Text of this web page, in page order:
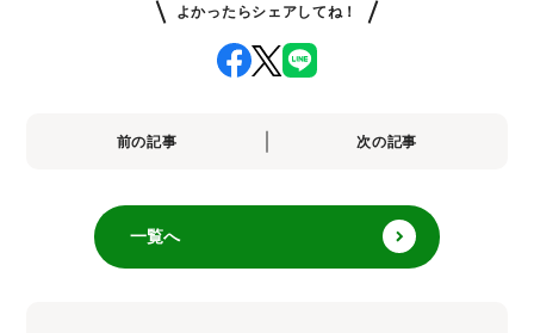
よかったらシェアしてね！
前の記事 次の記事
一覧へ